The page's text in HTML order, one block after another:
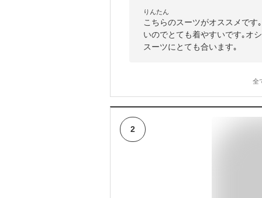
りんたん
こちらのスーツがオススメで
いのでとても着やすいです｡オ
スーツにとても合います｡
全
2